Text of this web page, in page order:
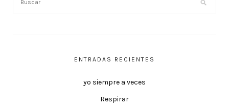
ENTRADAS RECIENTES
yo siempre a veces
Respirar